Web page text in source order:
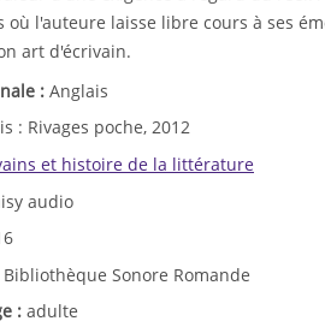
où l'auteure laisse libre cours à ses
art d'écrivain.
: Anglais
: Rivages poche, 2012
et histoire de la littérature
audio
Bibliothèque Sonore Romande
: adulte